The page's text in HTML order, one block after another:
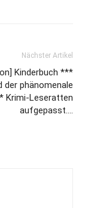
Nächster Artikel
Kinderbuch ***
der phänomenale
Krimi-Leseratten
aufgepasst….